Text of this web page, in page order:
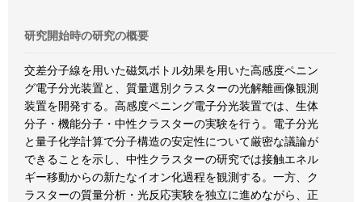
研究開始時の研究の概要
交差分子線を用いた磁気ボトル効果を用いた高感度ペニン
グ電子分光装置と、質量選別クラスターの光解離画像観測
装置を開発する。高感度ペニング電子分光装置では、生体
分子・機能分子・中性クラスターの実験を行う。電子分光
と量子化学計算で分子構造の安定性について厳密な議論が
できることを示し、中性クラスターの研究では接触エネル
ギー移動からの新たなイオン化過程を観測する。一方、ク
ラスターの質量分析・光反応実験を独立に進めながら、正